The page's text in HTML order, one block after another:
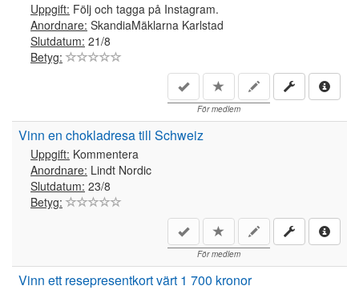
Uppgift: Följ och tagga på Instagram.
Anordnare: SkandiaMäklarna Karlstad
Slutdatum: 21/8
Betyg:
För medlem
Vinn en chokladresa till Schweiz
Uppgift: Kommentera
Anordnare: Lindt Nordic
Slutdatum: 23/8
Betyg:
För medlem
Vinn ett resepresentkort värt 1 700 kronor